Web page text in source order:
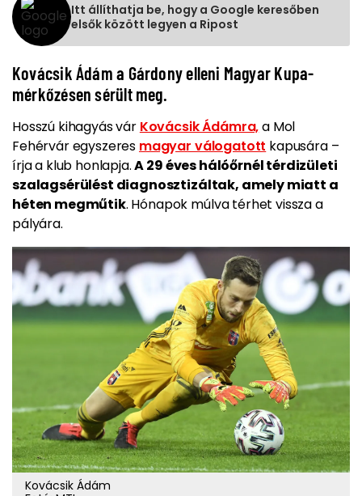
Itt állíthatja be, hogy a Google keresőben
elsők között legyen a Ripost
Kovácsik Ádám a Gárdony elleni Magyar Kupa-
mérkőzésen sérült meg.
Hosszú kihagyás vár Kovácsik Ádámra,a Mol
Fehérvár egyszeres magyar válogatott kapusára –
írja a klub honlapja.A 29 éves hálóőrnél térdizületi
szalagsérülést diagnosztizáltak, amely miatt a
héten megműtik. Hónapok múlva térhet vissza a
pályára.
Kovácsik Ádám